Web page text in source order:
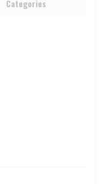
Categories